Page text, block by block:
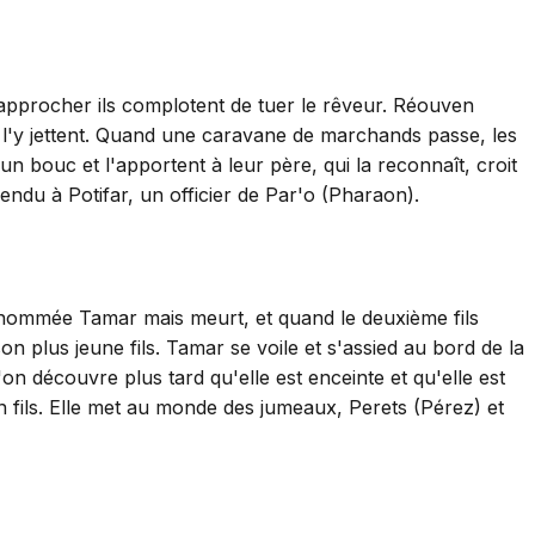
ils complotent de tuer le rêveur. Réouven
jettent. Quand une caravane de marchands passe, les
bouc et l'apportent à leur père, qui la reconnaît, croit
à Potifar, un officier de Par'o (Pharaon).
Tamar mais meurt, et quand le deuxième fils
plus jeune fils. Tamar se voile et s'assied au bord de la
découvre plus tard qu'elle est enceinte et qu'elle est
Elle met au monde des jumeaux, Perets (Pérez) et